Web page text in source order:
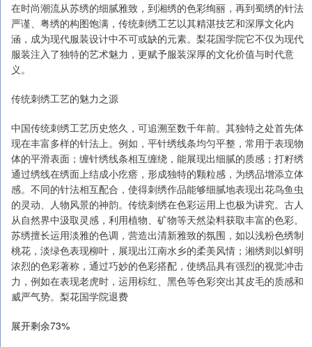
在时尚潮流从苏绣的细腻雅致，到湘绣的色彩绚丽，再到蜀绣的针法
严谨、粤绣的构图饱满，传统刺绣工艺以其精湛技艺和深厚文化内
涵，成为现代服装设计中不可或缺的元素。梨花国学院它不仅为现代
服装注入了独特的艺术魅力，更赋予服装深厚的文化价值与时代意
义。
传统刺绣工艺的魅力之源
中国传统刺绣工艺历史悠久，可追溯至数千年前。其独特之处首先体
现在丰富多样的针法上。例如，平针绣线条均匀平整，常用于表现物
体的平滑表面；缠针绣线条相互缠绕，能展现出细腻的质感；打籽绣
通过绣线在绣面上结成小疙瘩，形成独特的颗粒感，为绣品增添立体
感。不同的针法相互配合，使得刺绣作品能够细腻地表现出花鸟鱼虫
的灵动、人物风景的神韵。传统刺绣在色彩运用上也极为讲究。古人
从自然界中汲取灵感，利用植物、矿物等天然染料获取丰富的色彩。
苏绣擅长运用淡雅的色调，营造出清新雅致的氛围，如以浅粉色绣制
桃花，淡绿色表现柳叶，展现出江南水乡的柔美风情；湘绣则以鲜明
浓烈的色彩著称，通过巧妙的色彩搭配，使绣品具有强烈的视觉冲击
力，例如在表现老虎时，运用棕红、黑色等色彩突出其皮毛的质感和
威严气势。梨花国学院退费
展开剩余73%